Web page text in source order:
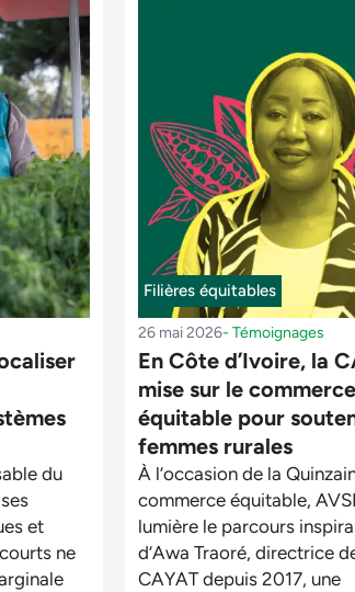
du
et
ne
Filières équitables
26 mai 2026- Témoignages
En Côte d’Ivoire, la
mise sur le commerce
équitable pour
femmes rurales
À l’occasion de la
commerce équitable,
lumière le parcours
d’Awa Traoré, directrice
CAYAT depuis 2017, une